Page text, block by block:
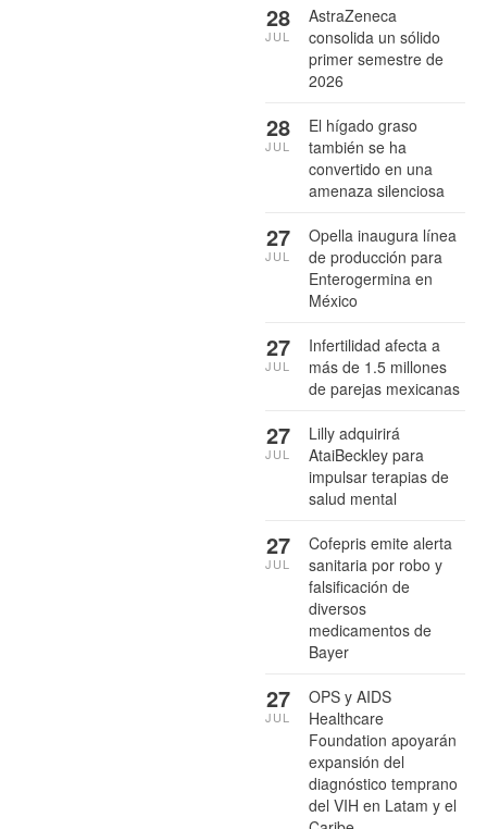
AstraZeneca
consolida un sólido
primer semestre de
2026
28
JUL
El hígado graso
también se ha
convertido en una
amenaza silenciosa
28
JUL
Opella inaugura línea
de producción para
Enterogermina en
México
27
JUL
Infertilidad afecta a
más de 1.5 millones
de parejas mexicanas
27
JUL
Lilly adquirirá
AtaiBeckley para
impulsar terapias de
salud mental
27
JUL
Cofepris emite alerta
sanitaria por robo y
falsificación de
diversos
medicamentos de
Bayer
27
JUL
OPS y AIDS
Healthcare
Foundation apoyarán
expansión del
diagnóstico temprano
del VIH en Latam y el
27
JUL